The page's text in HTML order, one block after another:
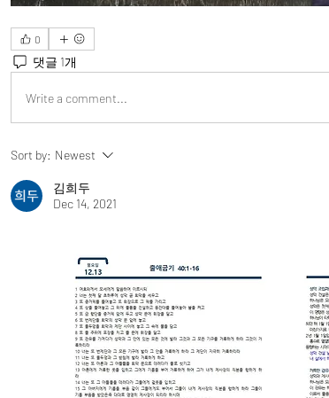
0
댓글 1개
Write a comment...
Sort by: Newest
김희두
Dec 14, 2021